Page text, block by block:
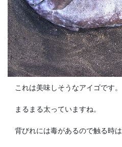
これは美味しそうなアイゴです。
まるまる太っていますね。
背びれには毒があるので触る時は